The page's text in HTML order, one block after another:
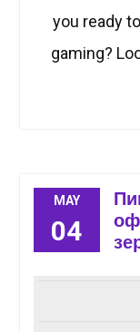
you ready
gaming?
MAY
04